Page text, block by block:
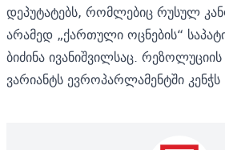
დეპუტატებს, რომლებიც რუსულ
არამედ „ქართული ოცნების“
ბიძინა ივანიშვილსაც.
ვარიანტს ევროპარლამენტში